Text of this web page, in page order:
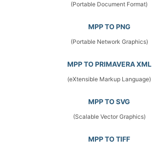
(Portable Document Format)
MPP TO PNG
(Portable Network Graphics)
MPP TO PRIMAVERA XML
(eXtensible Markup Language)
MPP TO SVG
(Scalable Vector Graphics)
MPP TO TIFF